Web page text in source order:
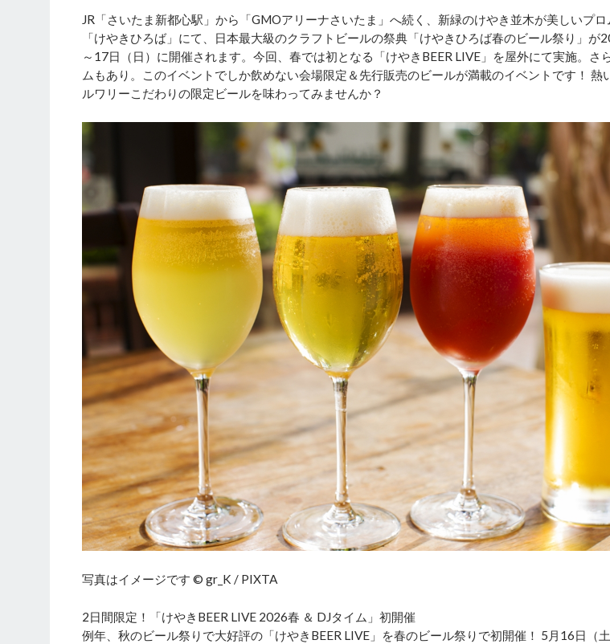
JR「さいたま新都心駅」から「GMOアリーナさいたま」へ続く、新緑のけやき並木が美しいプ
「けやきひろば」にて、日本最大級のクラフトビールの祭典「けやきひろば春のビール祭り」が
～17日（日）に開催されます。今回、春では初となる「けやきBEER LIVE」を屋外にて実施。さ
ムもあり。このイベントでしか飲めない会場限定＆先行販売のビールが満載のイベントです！ 熱
ルワリーこだわりの限定ビールを味わってみませんか？
写真はイメージです © gr_K / PIXTA
2日間限定！「けやきBEER LIVE 2026春 ＆ DJタイム」初開催
例年、秋のビール祭りで大好評の「けやきBEER LIVE」を春のビール祭りで初開催！ 5月16日（